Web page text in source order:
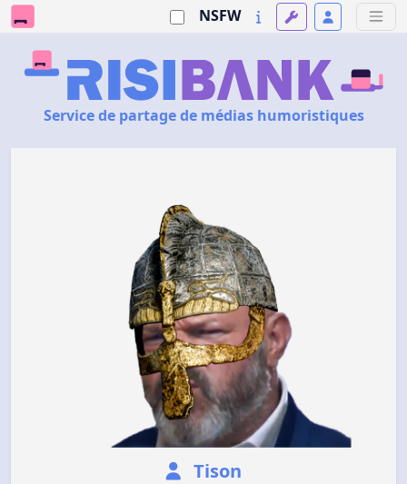
NSFW
Service de partage de médias humoristiques
Tison